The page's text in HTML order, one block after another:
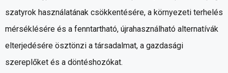
szatyrok használatának csökkentésére, a környezeti terhelés
mérséklésére és a fenntartható, újrahasználható alternatívák
elterjedésére ösztönzi a társadalmat, a gazdasági
szereplőket és a döntéshozókat.